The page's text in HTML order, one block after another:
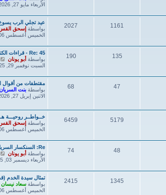
الأربعاء مايو 27, 2026 2:55 pm
1161
2027
عيد تجلي الرب
بواسطة إسحق القس
الخميس أغسطس 06, 2026 5:25 am
135
190
Re: 45 - قراءات الكتاب المقدس…
بواسطة أبو يونان
السبت نوفمبر 29, 2025 10:58 pm
47
68
مقتطفات من أقوال
بواسطة بنت
الاثنين إبريل 27, 2026 7:26 pm
5179
6459
خــواطــر روحيـــة
بواسطة إسحق القس
الخميس أغسطس 06, 2026 5:33 am
48
74
Re: السنكسار السرياني اليومي …
بواسطة أبو يونان
الأربعاء ديسمبر 03, 2025 9:11 pm
1345
2415
تمثال سيدة الخدم
بواسطة سعاد نيسان
الخميس أغسطس 06, 2026 11:21 am